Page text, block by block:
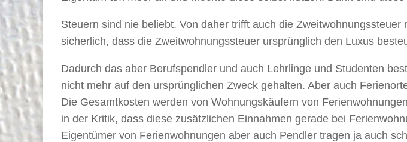
Steuern sind nie beliebt. Von daher trifft auch die
sicherlich, dass die Zweitwohnungssteuer ursprünglich den Luxus
Dadurch das aber Berufspendler und auch Lehrlinge und Studenten
nicht mehr auf den ursprünglichen Zweck gehalten. Aber auch
Die Gesamtkosten werden von Wohnungskäufern von
in der Kritik, dass diese zusätzlichen Einnahmen gerade bei
Eigentümer von Ferienwohnungen aber auch Pendler tragen ja auch